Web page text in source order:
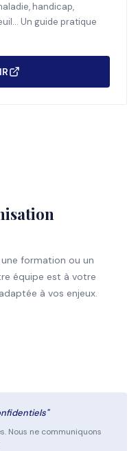
handicap,
Un guide pratique
formation ou un
équipe est à votre
à vos enjeux.
Nous ne communiquons